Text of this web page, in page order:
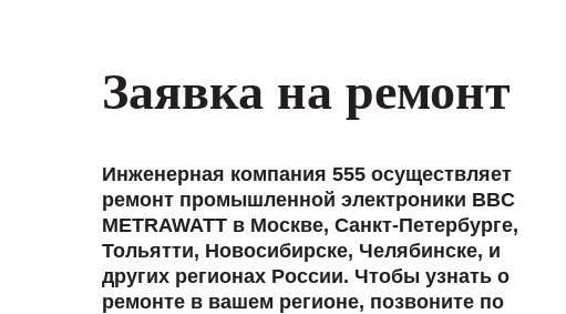
Заявка на ремонт
Инженерная компания 555 осуществляет
ремонт промышленной электроники BBC
METRAWATT в Москве, Санкт-Петербурге,
Тольятти, Новосибирске, Челябинске, и
других регионах России. Чтобы узнать о
ремонте в вашем регионе, позвоните по